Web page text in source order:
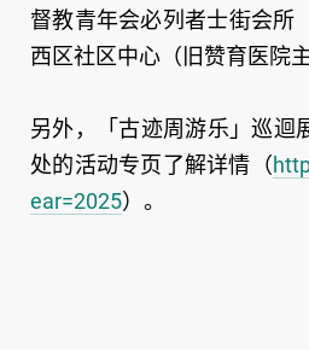
督教青年会必列者士街会所
西区社区中心（旧赞育医院
另外，「古迹周游乐」巡迴
处的活动专页了解详情（
ear=2025）。